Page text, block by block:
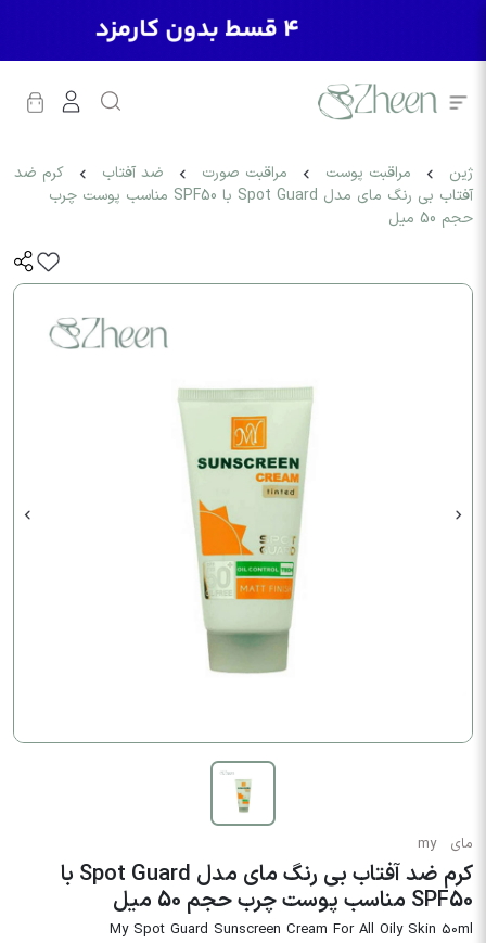
ژین مراقبت پوست مراقبت صورت ضد آفتاب
کرم ضد
آفتاب بی رنگ مای مدل Spot Guard با SPF50 مناسب پوست چرب
حجم 50 میل
مای my
کرم ضد آفتاب بی رنگ مای مدل Spot Guard با
SPF50 مناسب پوست چرب حجم 50 میل
My Spot Guard Sunscreen Cream For All Oily Skin 50ml